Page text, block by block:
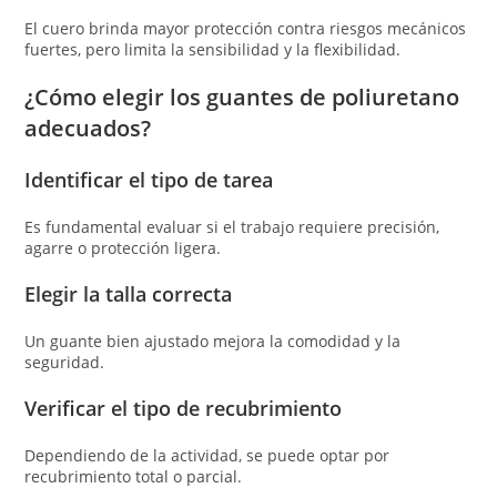
El cuero brinda mayor protección contra riesgos mecánicos
fuertes, pero limita la sensibilidad y la flexibilidad.
¿Cómo elegir los guantes de poliuretano
adecuados?
Identificar el tipo de tarea
Es fundamental evaluar si el trabajo requiere precisión,
agarre o protección ligera.
Elegir la talla correcta
Un guante bien ajustado mejora la comodidad y la
seguridad.
Verificar el tipo de recubrimiento
Dependiendo de la actividad, se puede optar por
recubrimiento total o parcial.